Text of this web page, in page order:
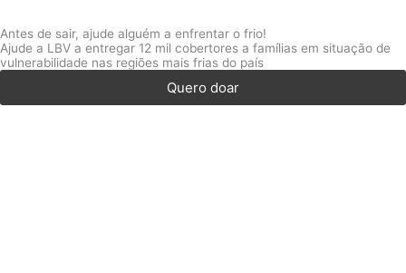
Antes de sair, ajude alguém a enfrentar o frio!
Ajude a LBV a entregar 12 mil cobertores a famílias em situação de
vulnerabilidade nas regiões mais frias do país
Quero doar